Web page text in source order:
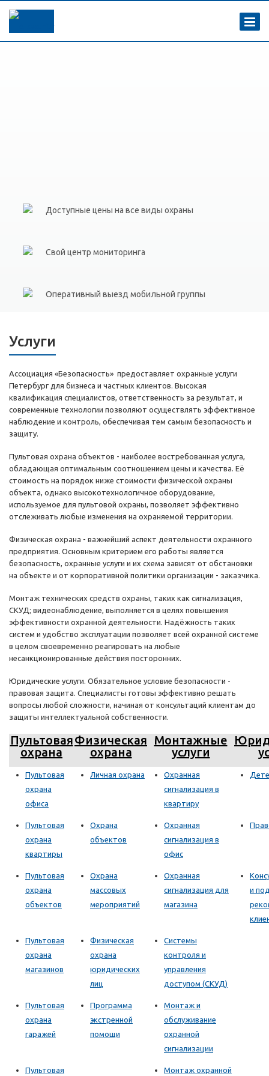
Доступные цены на все виды охраны
Свой центр мониторинга
Оперативный выезд мобильной группы
Услуги
Ассоциация «Безопасность» предоставляет охранные услуги
Петербург для бизнеса и частных клиентов. Высокая
квалификация специалистов, ответственность за результат, и
современные технологии позволяют осуществлять эффективное
наблюдение и контроль, обеспечивая тем самым безопасность и
защиту.
Пультовая охрана объектов - наиболее востребованная услуга,
обладающая оптимальным соотношением цены и качества. Её
стоимость на порядок ниже стоимости физической охраны
объекта, однако высокотехнологичное оборудование,
используемое для пультовой охраны, позволяет эффективно
отслеживать любые изменения на охраняемой территории.
Физическая охрана - важнейший аспект деятельности охранного
предприятия. Основным критерием его работы является
безопасность, охранные услуги и их схема зависят от обстановки
на объекте и от корпоративной политики организации - заказчика.
Монтаж технических средств охраны, таких как сигнализация,
СКУД; видеонаблюдение, выполняется в целях повышения
эффективности охранной деятельности. Надёжность таких
систем и удобство эксплуатации позволяет всей охранной системе
в целом своевременно реагировать на любые
несанкционированные действия посторонних.
Юридические услуги. Обязательное условие безопасности -
правовая защита. Специалисты готовы эффективно решать
вопросы любой сложности, начиная от консультаций клиентам до
защиты интеллектуальной собственности.
Пультовая
охрана
Физическая
охрана
Монтажные
услуги
Пультовая
охрана
офиса
Личная охрана
Охранная
сигнализация в
квартиру
Пультовая
охрана
квартиры
Охрана
объектов
Охранная
сигнализация в
офис
Пультовая
охрана
объектов
Охрана
массовых
мероприятий
Охранная
сигнализация для
магазина
и
Пультовая
охрана
магазинов
Физическая
охрана
юридических
лиц
Системы
контроля и
управления
доступом (СКУД)
Пультовая
охрана
гаражей
Программа
экстренной
помощи
Монтаж и
обслуживание
охранной
сигнализации
Пультовая Монтаж охранной